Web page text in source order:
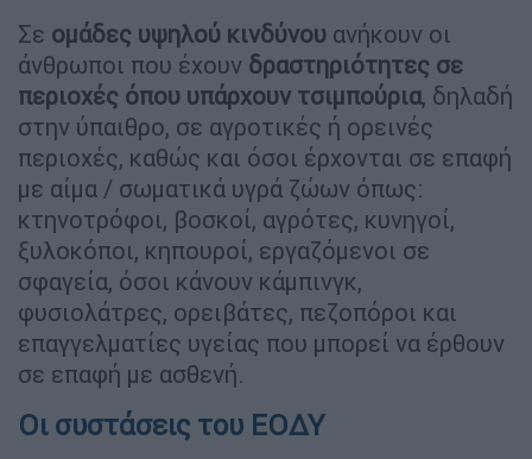
Σε ομάδες υψηλού κινδύνου ανήκουν οι
άνθρωποι που έχουν δραστηριότητες σε
περιοχές όπου υπάρχουν τσιμπούρια, δηλαδή
στην ύπαιθρο, σε αγροτικές ή ορεινές
περιοχές, καθώς και όσοι έρχονται σε επαφή
με αίμα / σωματικά υγρά ζώων όπως:
κτηνοτρόφοι, βοσκοί, αγρότες, κυνηγοί,
ξυλοκόποι, κηπουροί, εργαζόμενοι σε
σφαγεία, όσοι κάνουν κάμπινγκ,
φυσιολάτρες, ορειβάτες, πεζοπόροι και
επαγγελματίες υγείας που μπορεί να έρθουν
σε επαφή με ασθενή.
Οι συστάσεις του ΕΟΔΥ